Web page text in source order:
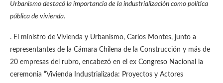
Urbanismo destacó la importancia de la industrialización como política
pública de vivienda.
. El ministro de Vivienda y Urbanismo, Carlos Montes, junto a
representantes de la Cámara Chilena de la Construcción y más de
20 empresas del rubro, encabezó en el ex Congreso Nacional la
ceremonia “Vivienda Industrializada: Proyectos y Actores